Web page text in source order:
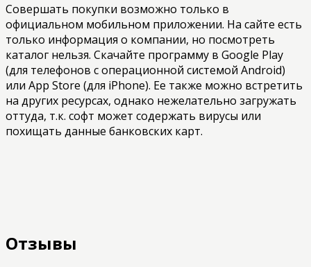
Совершать покупки возможно только в
официальном мобильном приложении. На сайте есть
только информация о компании, но посмотреть
каталог нельзя. Скачайте программу в Google Play
(для телефонов с операционной системой Android)
или App Store (для iPhone). Ее также можно встретить
на других ресурсах, однако нежелательно загружать
оттуда, т.к. софт может содержать вирусы или
похищать данные банковских карт.
Отзывы